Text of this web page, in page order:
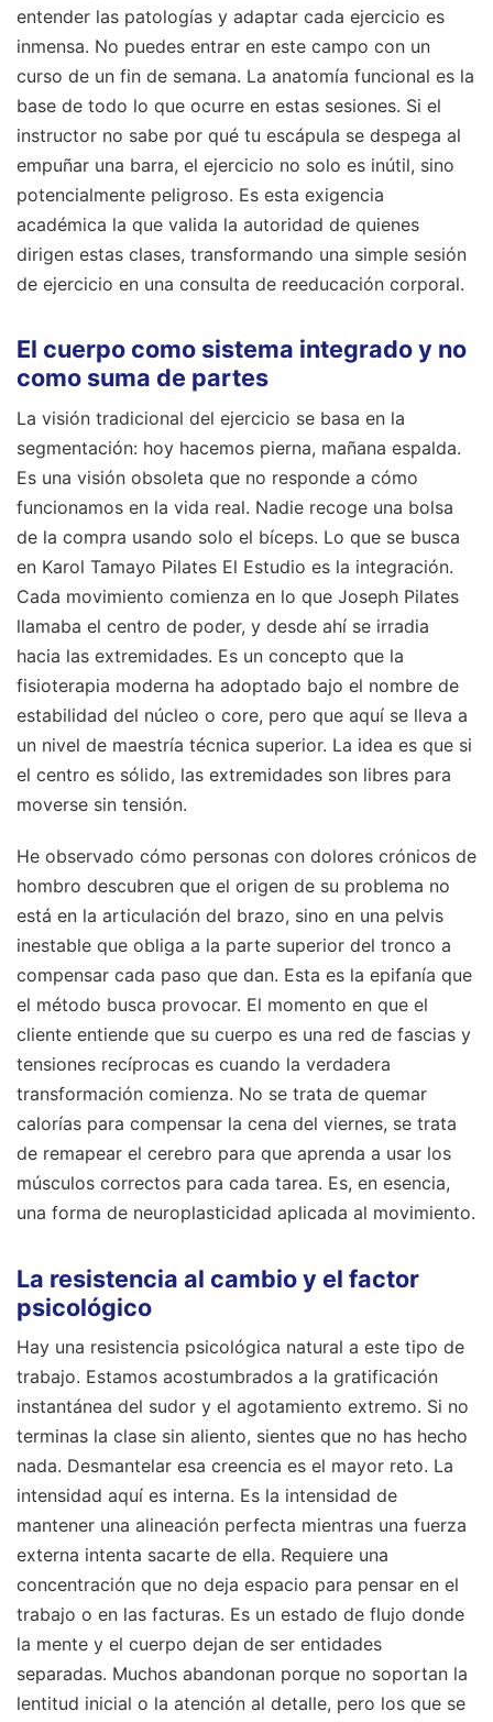
entender las patologías y adaptar cada ejercicio es
inmensa. No puedes entrar en este campo con un
curso de un fin de semana. La anatomía funcional es la
base de todo lo que ocurre en estas sesiones. Si el
instructor no sabe por qué tu escápula se despega al
empuñar una barra, el ejercicio no solo es inútil, sino
potencialmente peligroso. Es esta exigencia
académica la que valida la autoridad de quienes
dirigen estas clases, transformando una simple sesión
de ejercicio en una consulta de reeducación corporal.
El cuerpo como sistema integrado y no
como suma de partes
La visión tradicional del ejercicio se basa en la
segmentación: hoy hacemos pierna, mañana espalda.
Es una visión obsoleta que no responde a cómo
funcionamos en la vida real. Nadie recoge una bolsa
de la compra usando solo el bíceps. Lo que se busca
en Karol Tamayo Pilates El Estudio es la integración.
Cada movimiento comienza en lo que Joseph Pilates
llamaba el centro de poder, y desde ahí se irradia
hacia las extremidades. Es un concepto que la
fisioterapia moderna ha adoptado bajo el nombre de
estabilidad del núcleo o core, pero que aquí se lleva a
un nivel de maestría técnica superior. La idea es que si
el centro es sólido, las extremidades son libres para
moverse sin tensión.
He observado cómo personas con dolores crónicos de
hombro descubren que el origen de su problema no
está en la articulación del brazo, sino en una pelvis
inestable que obliga a la parte superior del tronco a
compensar cada paso que dan. Esta es la epifanía que
el método busca provocar. El momento en que el
cliente entiende que su cuerpo es una red de fascias y
tensiones recíprocas es cuando la verdadera
transformación comienza. No se trata de quemar
calorías para compensar la cena del viernes, se trata
de remapear el cerebro para que aprenda a usar los
músculos correctos para cada tarea. Es, en esencia,
una forma de neuroplasticidad aplicada al movimiento.
La resistencia al cambio y el factor
psicológico
Hay una resistencia psicológica natural a este tipo de
trabajo. Estamos acostumbrados a la gratificación
instantánea del sudor y el agotamiento extremo. Si no
terminas la clase sin aliento, sientes que no has hecho
nada. Desmantelar esa creencia es el mayor reto. La
intensidad aquí es interna. Es la intensidad de
mantener una alineación perfecta mientras una fuerza
externa intenta sacarte de ella. Requiere una
concentración que no deja espacio para pensar en el
trabajo o en las facturas. Es un estado de flujo donde
la mente y el cuerpo dejan de ser entidades
separadas. Muchos abandonan porque no soportan la
lentitud inicial o la atención al detalle, pero los que se